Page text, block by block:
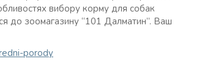
вибору корму для собак
до зоомагазину “101 Далматин”. Ваш
porody